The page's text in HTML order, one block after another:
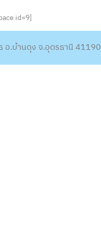
id=9]
อ.บ้านดุง จ.อุดรธานี 41190